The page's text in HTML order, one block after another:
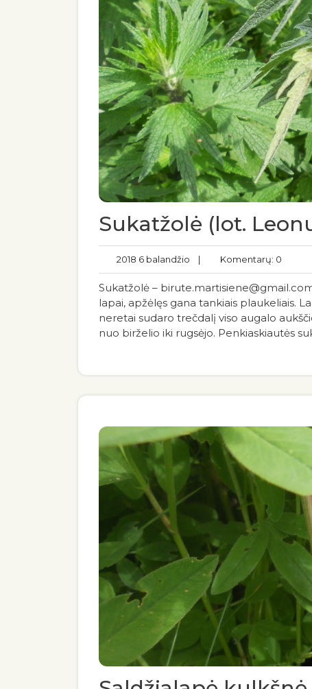
Sukatžolė (lot.
2018 6 balandžio | Komentarų: 0
Sukatžolė –
lapai, apžėlęs gana tankiais plaukeliais.
neretai sudaro trečdalį viso augalo
nuo birželio iki rugsėjo. Penkiaskiautės